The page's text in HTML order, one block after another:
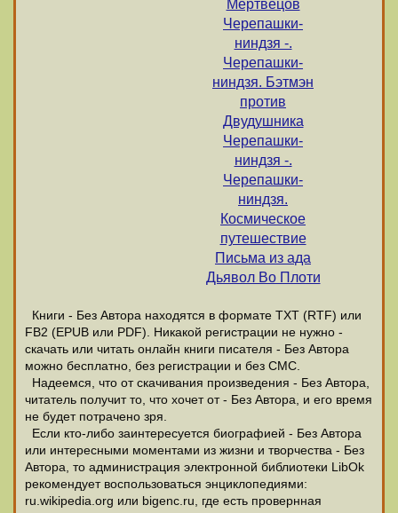
Мертвецов
Черепашки-
ниндзя -.
Черепашки-
ниндзя. Бэтмэн
против
Двудушника
Черепашки-
ниндзя -.
Черепашки-
ниндзя.
Космическое
путешествие
Письма из ада
Дьявол Во Плоти
Книги - Без Автора находятся в формате ТХТ (RTF) или
FB2 (EPUB или PDF). Никакой регистрации не нужно -
скачать или читать онлайн книги писателя - Без Автора
можно бесплатно, без регистрации и без СМС.
Надеемся, что от скачивания произведения - Без Автора,
читатель получит то, что хочет от - Без Автора, и его время
не будет потрачено зря.
Если кто-либо заинтересуется биографией - Без Автора
или интересными моментами из жизни и творчества - Без
Автора, то администрация электронной библиотеки LibOk
рекомендует воспользоваться энциклопедиями:
ru.wikipedia.org или bigenc.ru, где есть провернная